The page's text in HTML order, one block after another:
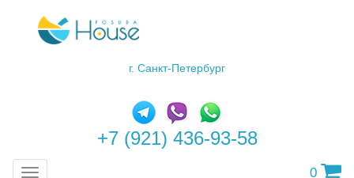
г. Санкт-Петербург
+7 (921) 436-93-58
Меню 0